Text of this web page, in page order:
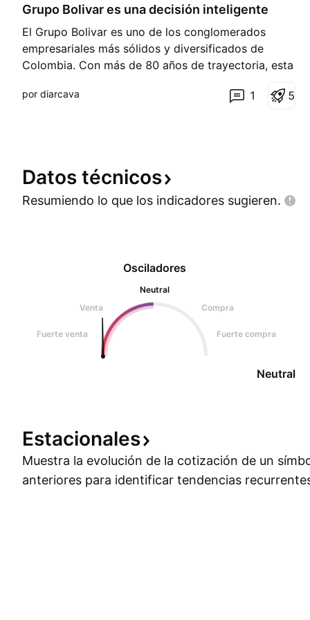
Grupo Bolivar es una decisión inteligente
El Grupo Bolivar es uno de los conglomerados
empresariales más sólidos y diversificados de
Colombia. Con más de 80 años de trayectoria, esta
adaptarse, innovar y crecer de manera sostenible
r
g
o
por diarcava 1 5
Datos técnicos
Resumiendo lo que los indicadores sugieren.
Osciladores
Neutral
Venta
Compra
Fuerte venta Fuerte compra
Neutral
Estacionales
Muestra la evolución de la cotización de un
anteriores para identificar tendencias